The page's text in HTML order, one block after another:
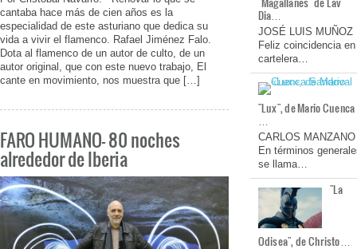
cantaba hace más de cien años es la
especialidad de este asturiano que dedica su
vida a vivir el flamenco. Rafael Jiménez Falo.
Dota al flamenco de un autor de culto, de un
autor original, que con este nuevo trabajo, El
cante en movimiento, nos muestra que […]
FARO HUMANO- 80 noches
alrededor de Iberia
Dia…
JOSÉ LUIS MUÑOZ
Feliz coincidencia en
cartelera…
"Lux", de Mario Cuenca
…
CARLOS MANZANO
En términos
se llama…
"La
Odisea", de Christo…